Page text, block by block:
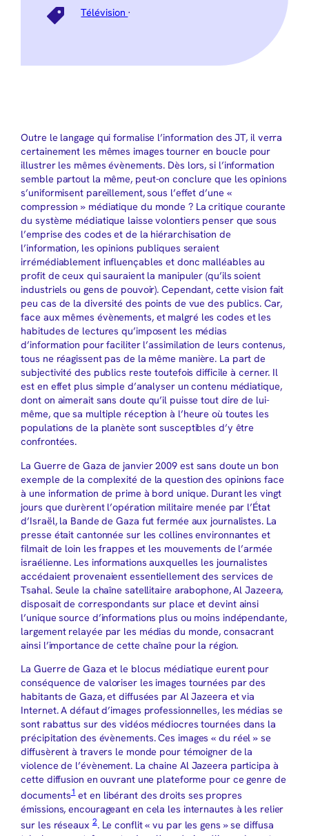
Télévision ·
Outre le langage qui formalise l’information des JT, il verra
certainement les mêmes images tourner en boucle pour
illustrer les mêmes évènements. Dès lors, si l’information
semble partout la même, peut-on conclure que les opinions
s’uniformisent pareillement, sous l’effet d’une «
compression » médiatique du monde ? La critique courante
du système médiatique laisse volontiers penser que sous
l’emprise des codes et de la hiérarchisation de
l’information, les opinions publiques seraient
irrémédiablement influençables et donc malléables au
profit de ceux qui sauraient la manipuler (qu’ils soient
industriels ou gens de pouvoir). Cependant, cette vision fait
peu cas de la diversité des points de vue des publics. Car,
face aux mêmes évènements, et malgré les codes et les
habitudes de lectures qu’imposent les médias
d’information pour faciliter l’assimilation de leurs contenus,
tous ne réagissent pas de la même manière. La part de
subjectivité des publics reste toutefois difficile à cerner. Il
est en effet plus simple d’analyser un contenu médiatique,
dont on aimerait sans doute qu’il puisse tout dire de lui-
même, que sa multiple réception à l’heure où toutes les
populations de la planète sont susceptibles d’y être
confrontées.
La Guerre de Gaza de janvier 2009 est sans doute un bon
exemple de la complexité de la question des opinions face
à une information de prime à bord unique. Durant les vingt
jours que durèrent l’opération militaire menée par l’État
d’Israël, la Bande de Gaza fut fermée aux journalistes. La
presse était cantonnée sur les collines environnantes et
filmait de loin les frappes et les mouvements de l’armée
israélienne. Les informations auxquelles les journalistes
accédaient provenaient essentiellement des services de
Tsahal. Seule la chaîne satellitaire arabophone, Al Jazeera,
disposait de correspondants sur place et devint ainsi
l’unique source d’informations plus ou moins indépendante,
largement relayée par les médias du monde, consacrant
ainsi l’importance de cette chaîne pour la région.
La Guerre de Gaza et le blocus médiatique eurent pour
conséquence de valoriser les images tournées par des
habitants de Gaza, et diffusées par Al Jazeera et via
Internet. A défaut d’images professionnelles, les médias se
sont rabattus sur des vidéos médiocres tournées dans la
précipitation des évènements. Ces images « du réel » se
diffusèrent à travers le monde pour témoigner de la
violence de l’évènement. La chaine Al Jazeera participa à
cette diffusion en ouvrant une plateforme pour ce genre de
documents1et en libérant des droits ses propres
émissions, encourageant en cela les internautes à les relier
sur les réseaux2. Le conflit « vu par les gens » se diffusa